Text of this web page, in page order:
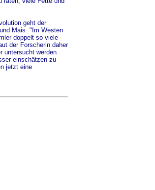
geht der
Mais. "Im Westen
doppelt so viele
der Forscherin daher
untersucht werden
einschätzen zu
jetzt eine